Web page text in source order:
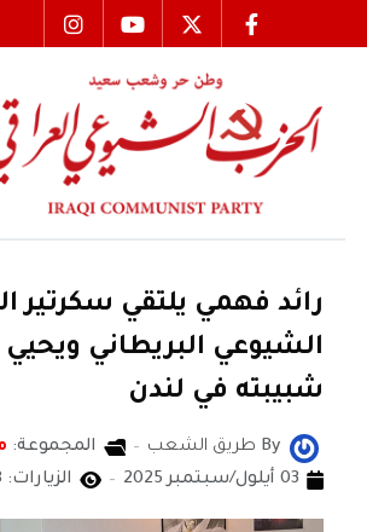
رائد فهمي يلتقي سكرتير
الشيوعي البريطاني
شبيبته في لندن
By طريق الشعب المجموعة:
03 أيلول/سبتمبر 2025
الزيارات: 2968